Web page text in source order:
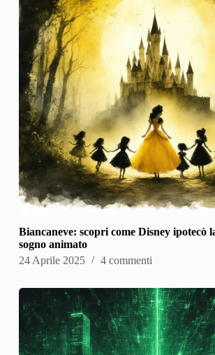
Biancaneve: scopri come Disney ipotecò
sogno animato
24 Aprile 2025
4 commenti